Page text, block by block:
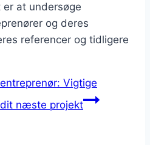
at undersøge
og deres
referencer og tidligere
Vigtige
næste projekt